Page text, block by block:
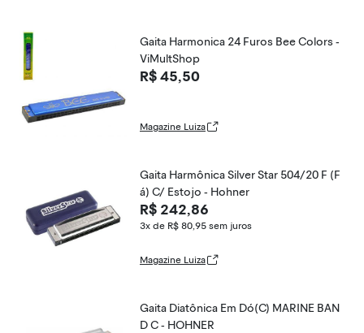
Gaita Harmonica 24 Furos Bee Colors -
ViMultShop
R$ 45,50
Magazine Luiza
Gaita Harmônica Silver Star 504/20 F (F
á) C/ Estojo - Hohner
R$ 242,86
3x de R$ 80,95 sem juros
Magazine Luiza
Gaita Diatônica Em Dó(C) MARINE BAN
D C - HOHNER